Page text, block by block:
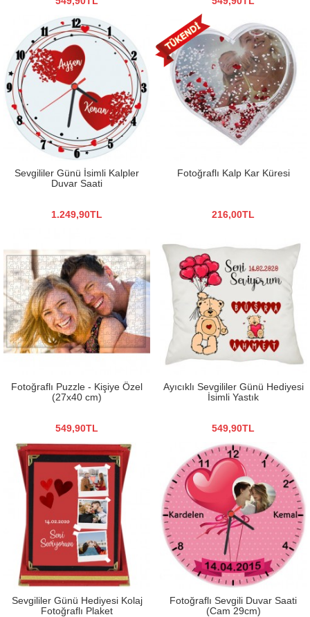
Sevgililer Günü İsimli Kalpler
Duvar Saati
1.249,90TL
Fotoğraflı Kalp Kar Küresi
216,00TL
Fotoğraflı Puzzle - Kişiye Özel
(27x40 cm)
549,90TL
Ayıcıklı Sevgililer Günü Hediyesi
İsimli Yastık
549,90TL
Sevgililer Günü Hediyesi Kolaj
Fotoğraflı Plaket
Fotoğraflı Sevgili Duvar Saati
(Cam 29cm)